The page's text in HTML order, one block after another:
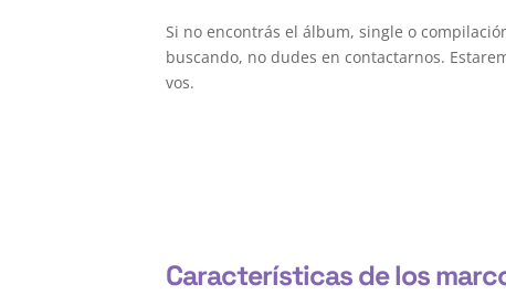
Si no encontrás el álbum, single o
buscando, no dudes en contactarnos.
vos.
Características de los